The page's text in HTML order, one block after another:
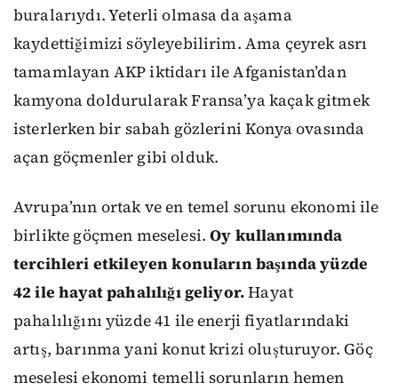
buralarıydı. Yeterli olmasa da aşama
kaydettiğimizi söyleyebilirim. Ama çeyrek asrı
tamamlayan AKP iktidarı ile Afganistan’dan
kamyona doldurularak Fransa’ya kaçak gitmek
isterlerken bir sabah gözlerini Konya ovasında
açan göçmenler gibi olduk.
Avrupa’nın ortak ve en temel sorunu ekonomi ile
birlikte göçmen meselesi.Oy kullanımında
tercihleri etkileyen konuların başında yüzde
42 ile hayat pahalılığı geliyor.Hayat
pahalılığını yüzde 41 ile enerji fiyatlarındaki
artış, barınma yani konut krizi oluşturuyor. Göç
meselesi ekonomi temelli sorunların hemen